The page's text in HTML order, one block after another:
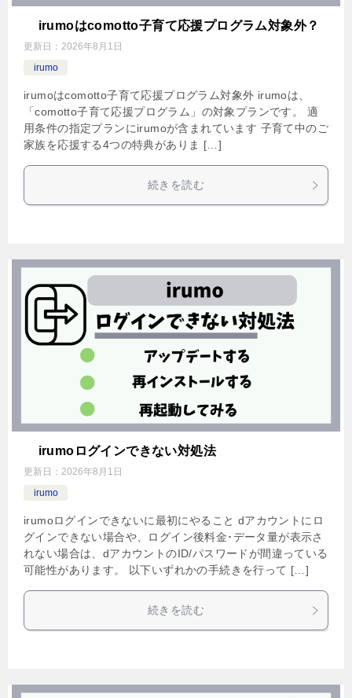
irumoはcomotto子育て応援プログラム対象外？
更新日： 2026年8月1日
irumo
irumoはcomotto子育て応援プログラム対象外 irumoは、
「comotto子育て応援プログラム」の対象プランです。 適
用条件の指定プランにirumoが含まれています 子育て中のご
家族を応援する4つの特典がありま […]
続きを読む
irumoログインできない対処法
更新日： 2026年8月1日
irumo
irumoログインできないに最初にやること dアカウントにロ
グインできない場合や、ログイン後料金･データ量が表示さ
れない場合は、dアカウントのID/パスワードが間違っている
可能性があります。 以下いずれかの手続きを行って […]
続きを読む